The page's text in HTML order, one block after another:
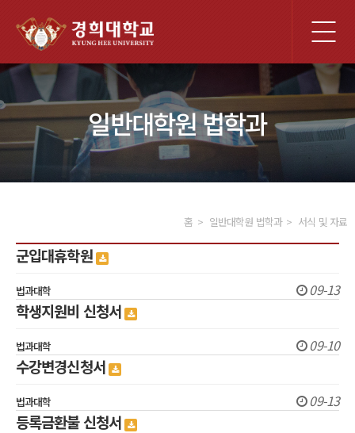
체
메
뉴
일반대학원 법학과
홈 일반대학원 법학과 서식 및 자료
군입대휴학원
법과대학 09-13
학생지원비 신청서
법과대학 09-10
수강변경신청서
법과대학 09-13
등록금환불 신청서